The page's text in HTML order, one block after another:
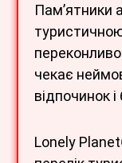
Пам’ятники
чекає
відпочинок
Lonely